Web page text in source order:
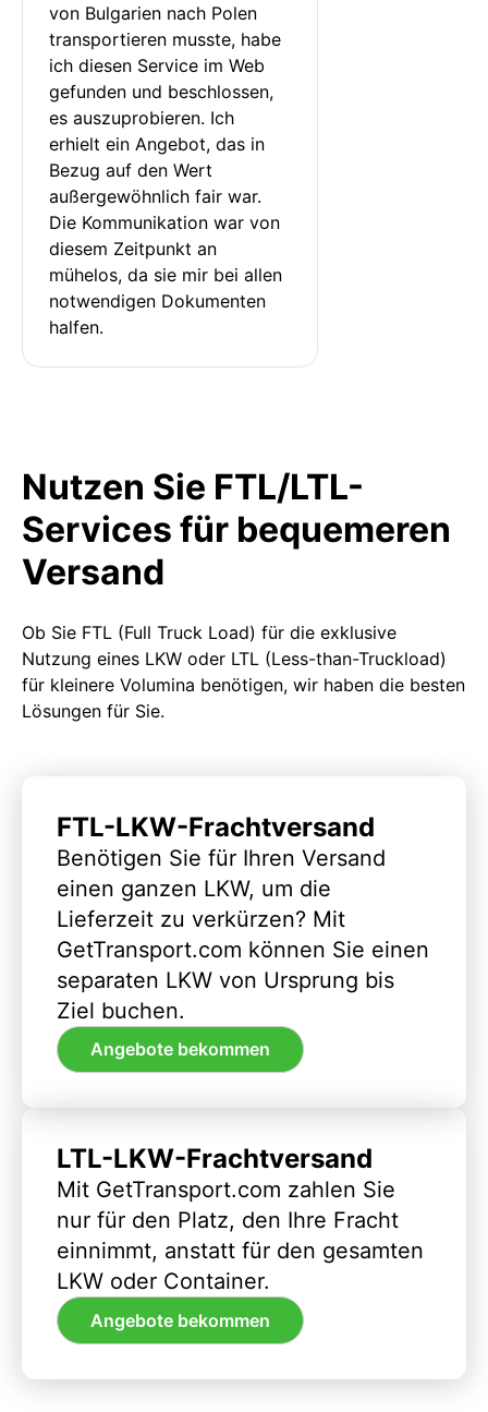
von Bulgarien nach Polen
transportieren musste, habe
ich diesen Service im Web
gefunden und beschlossen,
es auszuprobieren. Ich
erhielt ein Angebot, das in
Bezug auf den Wert
außergewöhnlich fair war.
Die Kommunikation war von
diesem Zeitpunkt an
mühelos, da sie mir bei allen
notwendigen Dokumenten
halfen.
Nutzen Sie FTL/LTL-
Services für bequemeren
Versand
Ob Sie FTL (Full Truck Load) für die exklusive
Nutzung eines LKW oder LTL (Less-than-Truckload)
für kleinere Volumina benötigen, wir haben die besten
Lösungen für Sie.
FTL-LKW-Frachtversand
Benötigen Sie für Ihren Versand
einen ganzen LKW, um die
Lieferzeit zu verkürzen? Mit
GetTransport.com können Sie einen
separaten LKW von Ursprung bis
Ziel buchen.
Angebote bekommen
LTL-LKW-Frachtversand
Mit GetTransport.com zahlen Sie
nur für den Platz, den Ihre Fracht
einnimmt, anstatt für den gesamten
LKW oder Container.
Angebote bekommen